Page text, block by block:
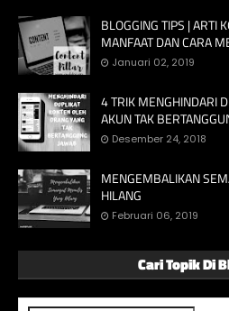
BLOGGING TIPS | ARTI
MANFAAT DAN CARA
Januari 02, 2019
4 TRIK MENGHINDARI
AKUN TAK
Desember 24, 2018
MENGEMBALIKAN
HILANG
Februari 06, 2019
Cari Topik Di